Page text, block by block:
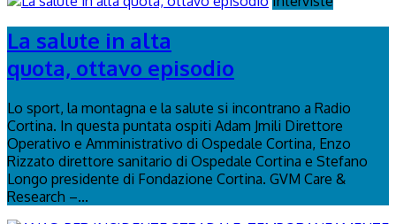
La salute in alta
quota, ottavo episodio
Lo sport, la montagna e la salute si incontrano a Radio
Cortina. In questa puntata ospiti Adam Jmili Direttore
Operativo e Amministrativo di Ospedale Cortina, Enzo
Rizzato direttore sanitario di Ospedale Cortina e Stefano
Longo presidente di Fondazione Cortina. GVM Care &
Research –...